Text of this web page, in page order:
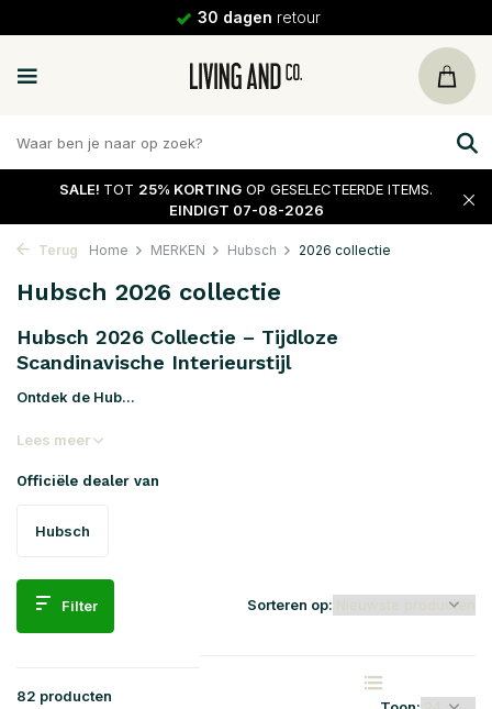
30 dagen retour
SALE! TOT 25% KORTING OP GESELECTEERDE ITEMS.
EINDIGT 07-08-2026
Terug Home MERKEN Hubsch 2026 collectie
Hubsch 2026 collectie
Hubsch 2026 Collectie – Tijdloze
Scandinavische Interieurstijl
Ontdek de Hub...
Lees meer
Officiële dealer van
Hubsch
Filter
82 producten
Sorteren op: